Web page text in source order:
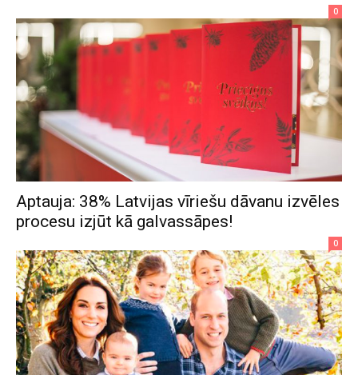
0
Aptauja: 38% Latvijas vīriešu dāvanu izvēles
procesu izjūt kā galvassāpes!
0